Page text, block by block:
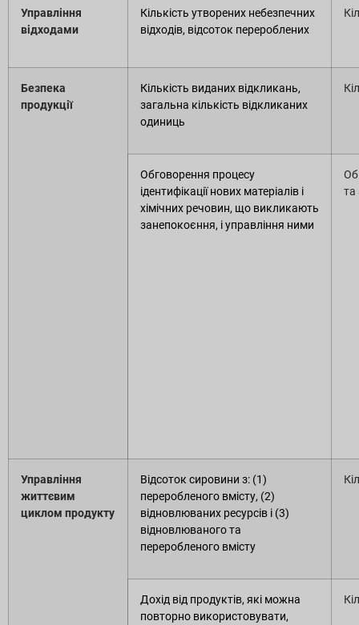
Управління
відходами
Кількість утворених небезпечних
відходів, відсоток перероблених
Безпека
продукції
Кількість виданих відкликань,
загальна кількість відкликаних
одиниць
Обговорення процесу
ідентифікації нових матеріалів і
хімічних речовин, що викликають
занепокоєння, і управління ними
та
Управління
життєвим
циклом продукту
Відсоток сировини з: (1)
переробленого вмісту, (2)
відновлюваних ресурсів і (3)
відновлюваного та
переробленого вмісту
Дохід від продуктів, які можна
повторно використовувати,